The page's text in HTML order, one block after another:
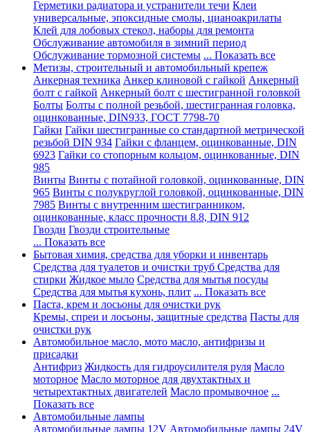
Герметики радиатора и устранители течи Клеи
универсальные, эпоксидные смолы, цианоакрилаты
Клей для лобовых стекол, наборы для ремонта
Обслуживание автомобиля в зимний период
Обслуживание тормозной системы ... Показать все
Метизы, строительный и автомобильный крепеж
Анкерная техника Анкер клиновой с гайкой Анкерный
болт с гайкой Анкерный болт с шестигранной головкой
Болты Болты с полной резьбой, шестигранная головка,
оцинкованные, DIN933, ГОСТ 7798-70
Гайки Гайки шестигранные со стандартной метрической
резьбой DIN 934 Гайки с фланцем, оцинкованные, DIN
6923 Гайки со стопорным кольцом, оцинкованные, DIN
985
Винты Винты с потайной головкой, оцинкованные, DIN
965 Винты с полукруглой головкой, оцинкованные, DIN
7985 Винты с внутренним шестигранником,
оцинкованные, класс прочности 8.8, DIN 912
Гвозди Гвозди строительные
... Показать все
Бытовая химия, средства для уборки и инвентарь
Средства для туалетов и очистки труб Средства для
стирки Жидкое мыло Средства для мытья посуды
Средства для мытья кухонь, плит ... Показать все
Паста, крем и лосьоны для очистки рук
Кремы, спреи и лосьоны, защитные средства Пасты для
очистки рук
Автомобильное масло, мото масло, антифризы и
присадки
Антифриз Жидкость для гидроусилителя руля Масло
моторное Масло моторное для двухтактных и
четырехтактных двигателей Масло промывочное ...
Показать все
Автомобильные лампы
Автомобильные лампы 12V Автомобильные лампы 24V